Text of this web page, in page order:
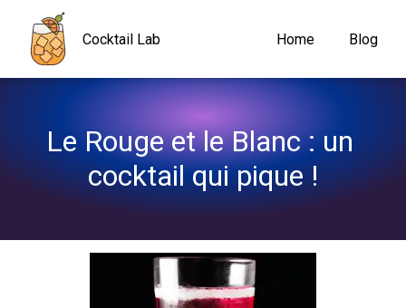
Cocktail Lab Home Blog
Le Rouge et le Blanc : un
cocktail qui pique !
Navigated to Le Rouge et le Blanc : un cocktail qui pique !